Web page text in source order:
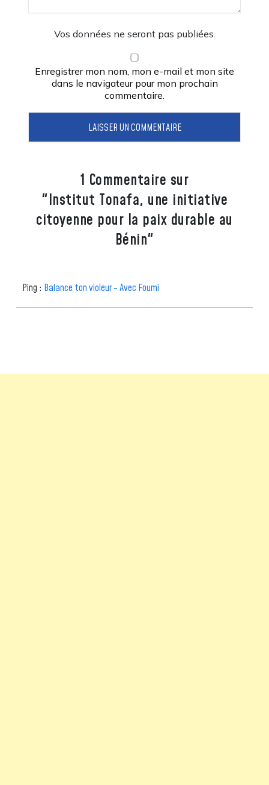
Vos données ne seront pas publiées.
Enregistrer mon nom, mon e-mail et mon site
dans le navigateur pour mon prochain
commentaire.
1 Commentaire sur
"Institut Tonafa, une initiative
citoyenne pour la paix durable au
Bénin"
Ping : Balance ton violeur - Avec Foumi